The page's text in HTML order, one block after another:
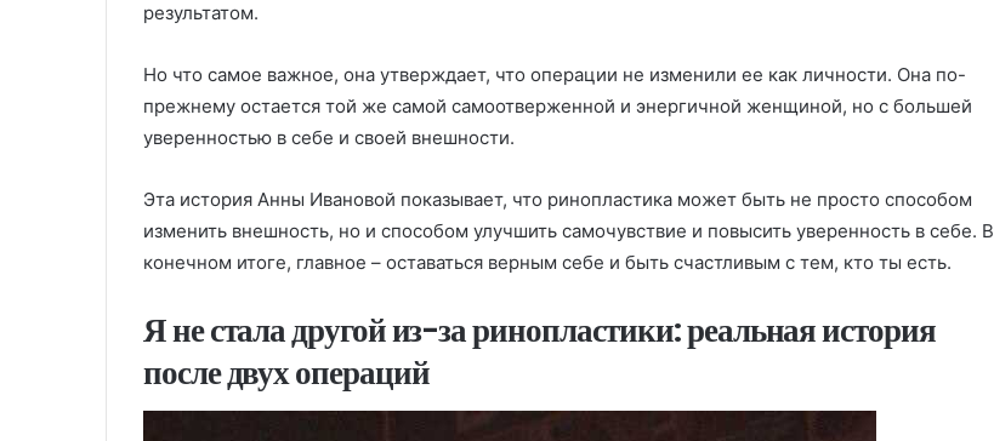
результатом.
Но что самое важное, она утверждает, что операции не изменили ее как личности. Она по-
прежнему остается той же самой самоотверженной и энергичной женщиной, но с большей
уверенностью в себе и своей внешности.
Эта история Анны Ивановой показывает, что ринопластика может быть не просто способом
изменить внешность, но и способом улучшить самочувствие и повысить уверенность в себе. В
конечном итоге, главное – оставаться верным себе и быть счастливым с тем, кто ты есть.
Я не стала другой из-за ринопластики: реальная история
после двух операций